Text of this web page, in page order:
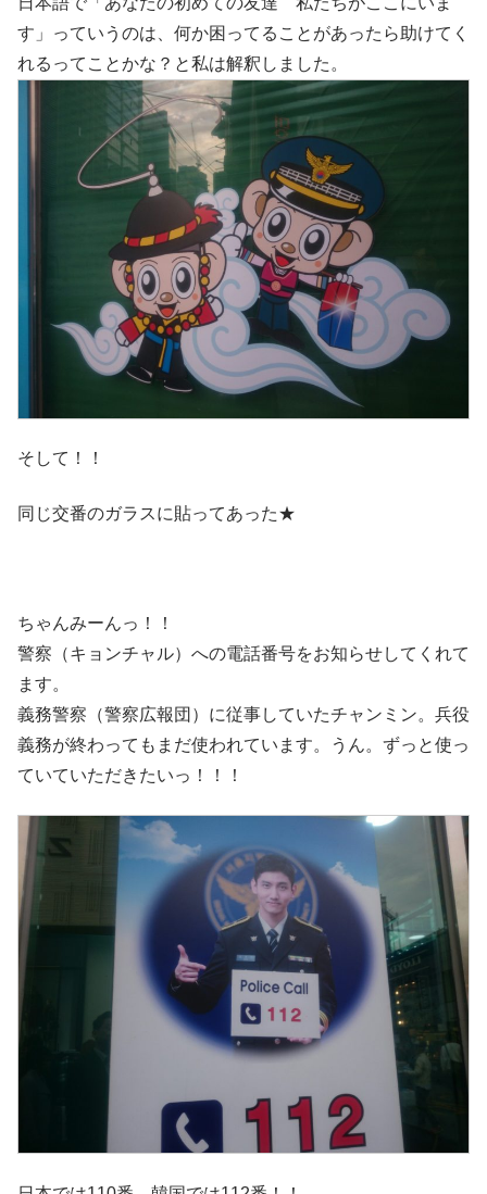
す」っていうのは、何か困ってることがあったら助けてく
れるってことかな？と私は解釈しました。
そして！！
同じ交番のガラスに貼ってあった★
ちゃんみーんっ！！
警察（キョンチャル）への電話番号をお知らせしてくれて
ます。
義務警察（警察広報団）に従事していたチャンミン。兵役
義務が終わってもまだ使われています。うん。ずっと使っ
ていていただきたいっ！！！